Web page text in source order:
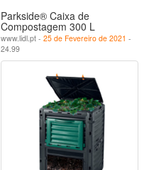
Parkside® Caixa de
Compostagem 300 L
www.lidl.pt - 25 de Fevereiro de 2021 -
24.99